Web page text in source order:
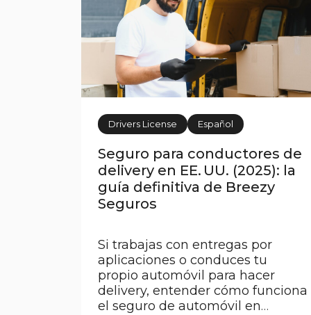
Drivers License Español
Seguro para conductores de
delivery en EE. UU. (2025): la
guía definitiva de Breezy
Seguros
Si trabajas con entregas por
aplicaciones o conduces tu
propio automóvil para hacer
delivery, entender cómo funciona
el seguro de automóvil en